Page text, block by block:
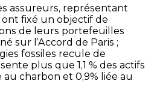
assureurs, représentant
ont fixé un objectif de
de leurs portefeuilles
sur l’Accord de Paris ;
fossiles recule de
plus que 1,1 % des actifs
au charbon et 0,9% liée au